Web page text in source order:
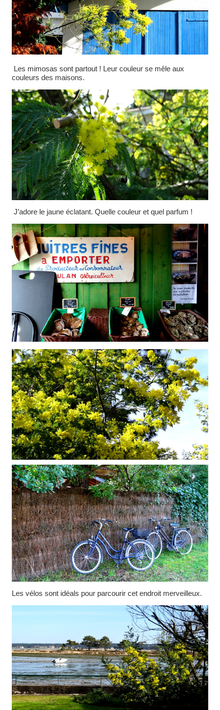
Les mimosas sont partout ! Leur couleur se mêle aux
couleurs des maisons.
J’adore le jaune éclatant. Quelle couleur et quel parfum !
Les vélos sont idéals pour parcourir cet endroit merveilleux.